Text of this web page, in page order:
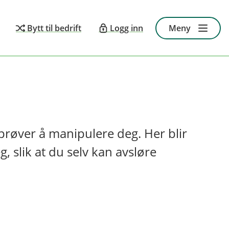
Bytt til bedrift Logg inn Meny
å manipulere deg. Her blir
slik at du selv kan avsløre